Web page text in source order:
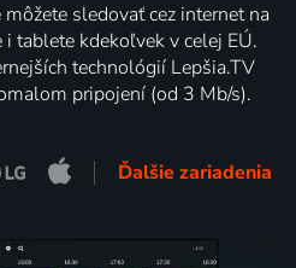
sledovať cez internet na
tablete kdekoľvek v celej EÚ.
technológií Lepšia.TV
pripojení (od 3 Mb/s).
Ďalšie zariadenia